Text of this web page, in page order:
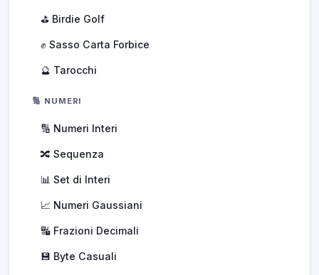
⛳ Birdie Golf
✊ Sasso Carta Forbice
🔮 Tarocchi
🔢 NUMERI
🔢 Numeri Interi
🔀 Sequenza
📊 Set di Interi
📈 Numeri Gaussiani
🔣 Frazioni Decimali
💾 Byte Casuali